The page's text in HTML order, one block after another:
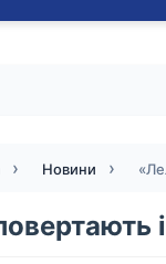
Новини